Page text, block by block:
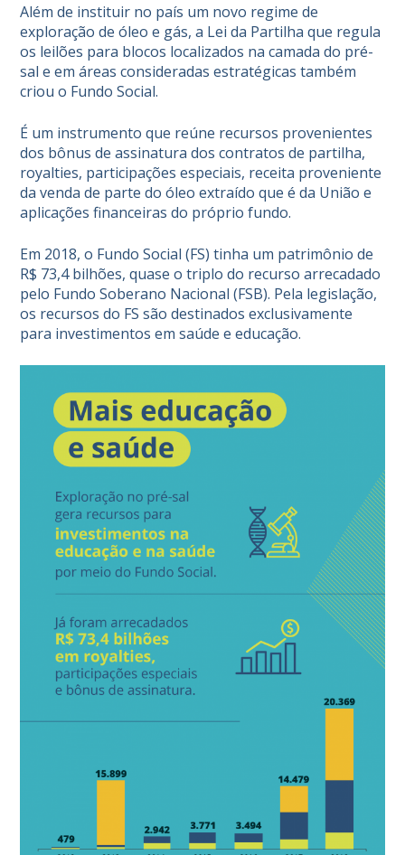
Além de instituir no país um novo regime de
exploração de óleo e gás, a Lei da Partilha que regula
os leilões para blocos localizados na camada do pré-
sal e em áreas consideradas estratégicas também
criou o Fundo Social.
É um instrumento que reúne recursos provenientes
dos bônus de assinatura dos contratos de partilha,
royalties, participações especiais, receita proveniente
da venda de parte do óleo extraído que é da União e
aplicações financeiras do próprio fundo.
Em 2018, o Fundo Social (FS) tinha um patrimônio de
R$ 73,4 bilhões, quase o triplo do recurso arrecadado
pelo Fundo Soberano Nacional (FSB). Pela legislação,
os recursos do FS são destinados exclusivamente
para investimentos em saúde e educação.